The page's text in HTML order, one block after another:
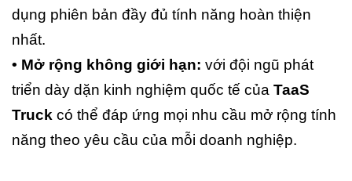
dụng phiên bản đầy đủ tính năng hoàn thiện
nhất.
• Mở rộng không giới hạn: với đội ngũ phát
triển dày dặn kinh nghiệm quốc tế của TaaS
Truck có thể đáp ứng mọi nhu cầu mở rộng tính
năng theo yêu cầu của mỗi doanh nghiệp.